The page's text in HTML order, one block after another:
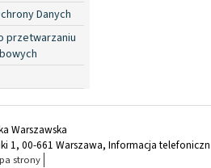
Danych
przetwarzaniu
Warszawska
1, 00-661 Warszawa, Informacja
strony